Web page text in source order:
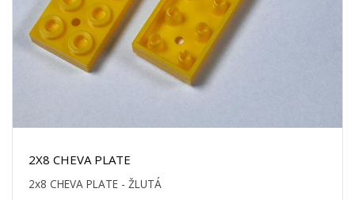
2X8 CHEVA PLATE
2x8 CHEVA PLATE - ŽLUTÁ